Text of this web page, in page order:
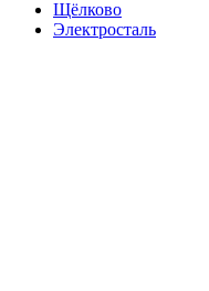
Щёлково
Электросталь